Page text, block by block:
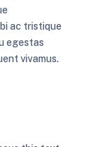
ac tristique
egestas
vivamus.